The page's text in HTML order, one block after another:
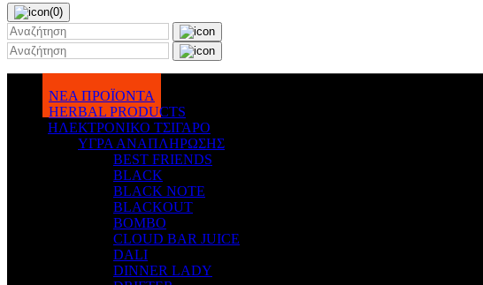
(0)
ΝΕΑ ΠΡΟΪΟΝΤΑ
HERBAL PRODUCTS
ΗΛΕΚΤΡΟΝΙΚΟ ΤΣΙΓΑΡΟ
ΥΓΡΑ ΑΝΑΠΛΗΡΩΣΗΣ
BEST FRIENDS
BLACK
BLACK NOTE
BLACKOUT
BOMBO
CLOUD BAR JUICE
DALI
DINNER LADY